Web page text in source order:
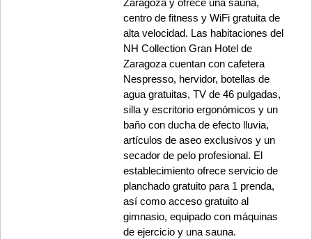
centro de fitness y WiFi gratuita de
alta velocidad. Las habitaciones del
NH Collection Gran Hotel de
Zaragoza cuentan con cafetera
Nespresso, hervidor, botellas de
agua gratuitas, TV de 46 pulgadas,
silla y escritorio ergonómicos y un
baño con ducha de efecto lluvia,
artículos de aseo exclusivos y un
secador de pelo profesional. El
establecimiento ofrece servicio de
planchado gratuito para 1 prenda,
así como acceso gratuito al
gimnasio, equipado con máquinas
de ejercicio y una sauna.